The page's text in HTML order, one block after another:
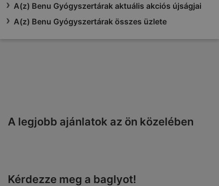
A(z) Benu Gyógyszertárak aktuális akciós újságjai
A(z) Benu Gyógyszertárak összes üzlete
A legjobb ajánlatok az ön közelében
Kérdezze meg a baglyot!